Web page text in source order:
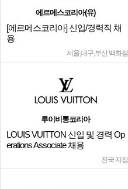
에르메스코리아(유)
[에르메스코리아] 신입/경력직 채
용
서울,대구,부산 백화점
루이비통코리아
LOUIS VUITTON 신입 및 경력 Op
erations Associate 채용
전국 지점